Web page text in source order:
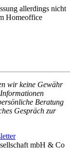
allerdings nicht
Homeoffice
wir keine Gewähr
Beratung
Gespräch zur
mbH & Co